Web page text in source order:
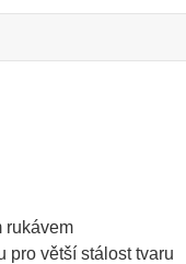
rukávem
pro větší stálost tvaru